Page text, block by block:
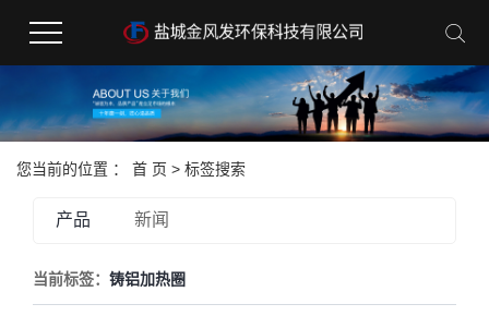
您当前的位置 ： 首 页 > 标签搜索
产品 新闻
当前标签： 铸铝加热圈